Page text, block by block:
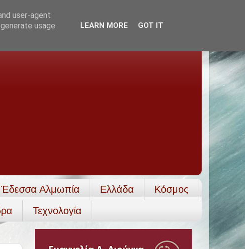
Έδεσσα Αλμωπία Ελλάδα
Κόσμος
Τεχνολογία
user-agent
usage
LEARN MORE GOT IT